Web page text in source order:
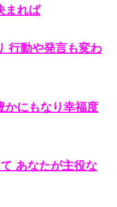
まれば
行動や発言も変わ
かにもなり幸福度
あなたが主役な